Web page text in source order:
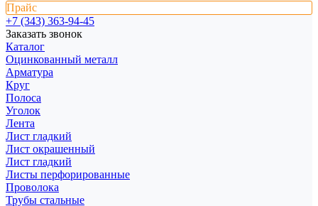
Прайс
+7 (343) 363-94-45
Заказать звонок
Каталог
Оцинкованный металл
Арматура
Круг
Полоса
Уголок
Лента
Лист гладкий
Лист окрашенный
Лист гладкий
Листы перфорированные
Проволока
Трубы стальные